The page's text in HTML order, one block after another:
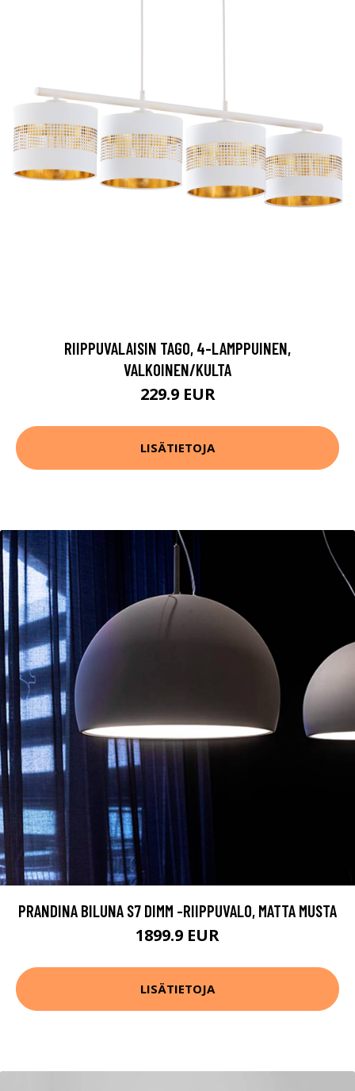
RIIPPUVALAISIN TAGO, 4-LAMPPUINEN,
VALKOINEN/KULTA
229.9 EUR
LISÄTIETOJA
PRANDINA BILUNA S7 DIMM -RIIPPUVALO, MATTA MUSTA
1899.9 EUR
LISÄTIETOJA